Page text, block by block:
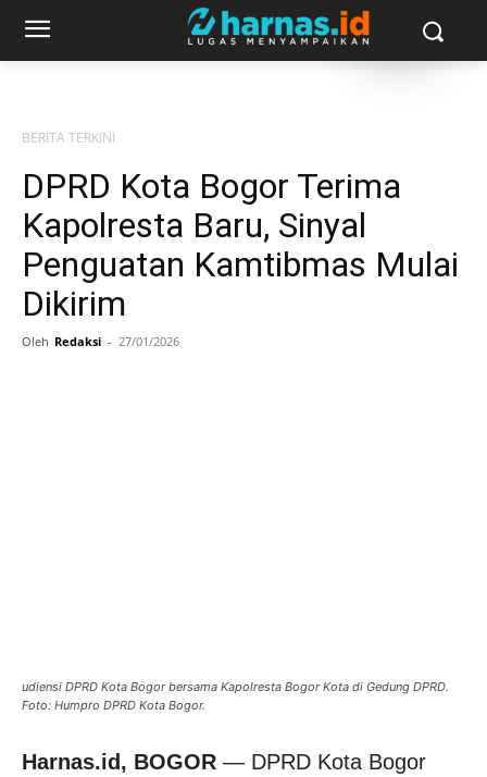
BERITA TERKINI
DPRD Kota Bogor Terima
Kapolresta Baru, Sinyal
Penguatan Kamtibmas Mulai
Dikirim
Oleh Redaksi - 27/01/2026
udiensi DPRD Kota Bogor bersama Kapolresta Bogor Kota di Gedung DPRD.
Foto: Humpro DPRD Kota Bogor.
Harnas.id, BOGOR — DPRD Kota Bogor